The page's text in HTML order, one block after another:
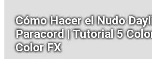
Cómo Hacer el Nudo
Paracord | Tutorial 5
Color FX